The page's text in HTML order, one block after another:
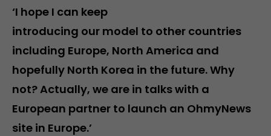
‘I hope I can keep
introducing our model to other countries
including Europe, North America and
hopefully North Korea in the future. Why
not? Actually, we are in talks with a
European partner to launch an OhmyNews
site in Europe.’